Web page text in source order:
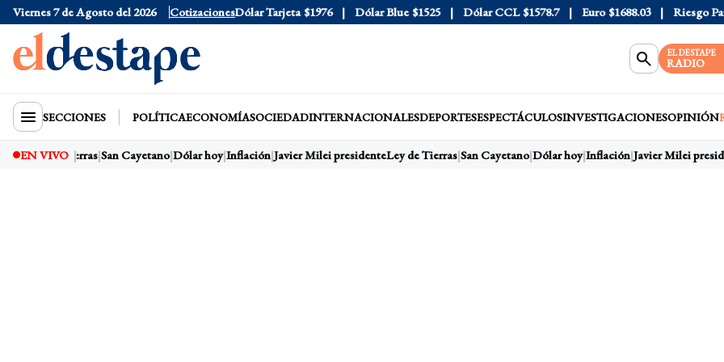
Viernes 7 de Agosto del 2026 Cotizaciones
Dólar Oficial $1520 Dólar Tarjeta $1976 Dólar Blue $1525 Dólar CCL $1578.7 Euro $1688.03 Riesgo País
EL DESTAPE
RADIO
SECCIONES POLÍTICAECONOMÍASOCIEDADINTERNACIONALESDEPORTESESPECTÁCULOSINVESTIGACIONESOPINIÓN
EN VIVO
Ley de Tierras San Cayetano Dólar hoy Inflación Javier Milei presidenteLey de Tierras San Cayetano Dólar hoy Inflación Javier Milei